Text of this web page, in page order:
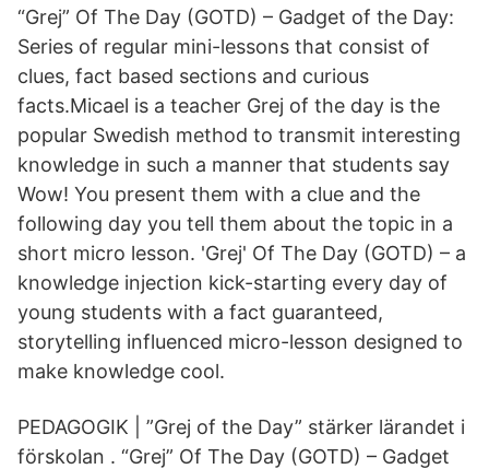
“Grej” Of The Day (GOTD) – Gadget of the Day:
Series of regular mini-lessons that consist of
clues, fact based sections and curious
facts.Micael is a teacher Grej of the day is the
popular Swedish method to transmit interesting
knowledge in such a manner that students say
Wow! You present them with a clue and the
following day you tell them about the topic in a
short micro lesson. 'Grej' Of The Day (GOTD) – a
knowledge injection kick-starting every day of
young students with a fact guaranteed,
storytelling influenced micro-lesson designed to
make knowledge cool.
PEDAGOGIK | ”Grej of the Day” stärker lärandet i
förskolan . “Grej” Of The Day (GOTD) – Gadget